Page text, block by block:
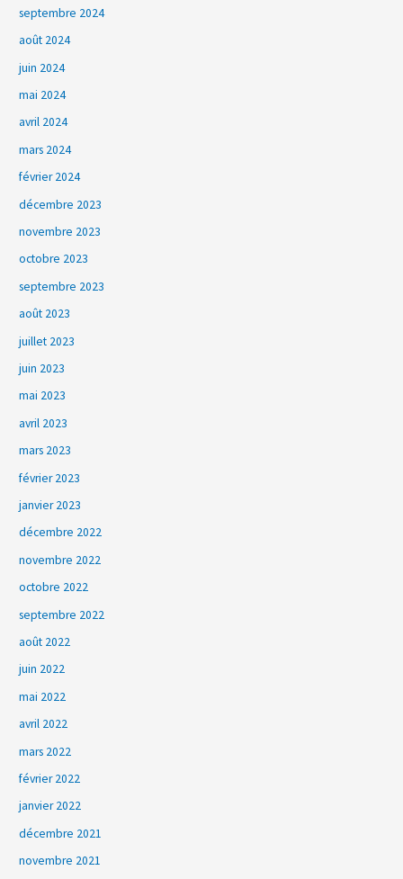
septembre 2024
août 2024
juin 2024
mai 2024
avril 2024
mars 2024
février 2024
décembre 2023
novembre 2023
octobre 2023
septembre 2023
août 2023
juillet 2023
juin 2023
mai 2023
avril 2023
mars 2023
février 2023
janvier 2023
décembre 2022
novembre 2022
octobre 2022
septembre 2022
août 2022
juin 2022
mai 2022
avril 2022
mars 2022
février 2022
janvier 2022
décembre 2021
novembre 2021